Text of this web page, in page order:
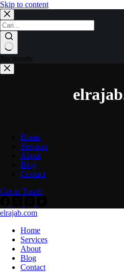
Skip to content
No results
Home
Services
About
Blog
Contact
Get in Touch
elrajab.com
Home
Services
About
Blog
Contact